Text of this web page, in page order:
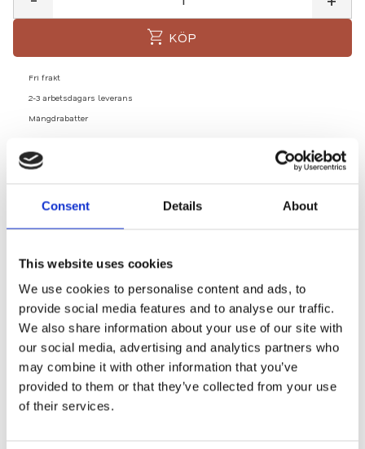
Consent Details About
This website uses cookies
We use cookies to personalise content and ads, to
provide social media features and to analyse our traffic.
We also share information about your use of our site with
our social media, advertising and analytics partners who
may combine it with other information that you’ve
provided to them or that they’ve collected from your use
of their services.
KÖP
Fri frakt
2-3 arbetsdagars leverans
Mängdrabatter
Lagerstatus
30 st i lager
Estonia har fjäderskalmar och levereras med färgmachat
genomskinligt plastfodral och putsduk.
Storlek
Mått i mm
Totalbredd
Linsbred